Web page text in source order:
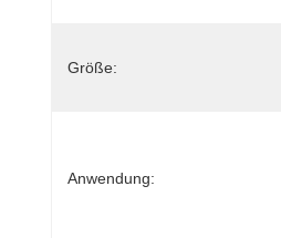
Größe:
Anwendung: